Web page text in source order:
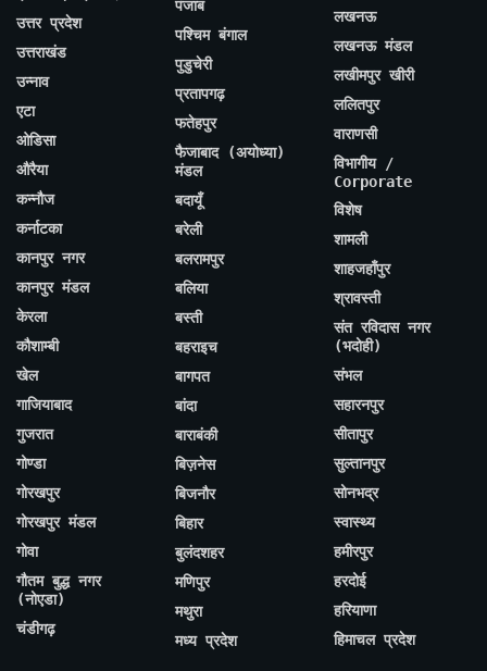
उत्तर प्रदेश
उत्तराखंड
उन्नाव
एटा
ओडिसा
औरैया
कन्नौज
कर्नाटका
कानपुर नगर
कानपुर मंडल
केरला
कौशाम्बी
खेल
गाजियाबाद
गुजरात
गोण्डा
गोरखपुर
गोरखपुर मंडल
गोवा
गौतम बुद्ध नगर
(नोएडा)
चंडीगढ़
पंजाब
पश्चिम बंगाल
पुडुचेरी
प्रतापगढ़
फतेहपुर
फैजाबाद (अयोध्या)
मंडल
बदायूँ
बरेली
बलरामपुर
बलिया
बस्ती
बहराइच
बागपत
बांदा
बाराबंकी
बिज़नेस
बिजनौर
बिहार
बुलंदशहर
मणिपुर
मथुरा
मध्य प्रदेश
लखनऊ
लखनऊ मंडल
लखीमपुर खीरी
ललितपुर
वाराणसी
विभागीय /
Corporate
विशेष
शामली
शाहजहाँपुर
श्रावस्ती
संत रविदास नगर
(भदोही)
संभल
सहारनपुर
सीतापुर
सुल्तानपुर
सोनभद्र
स्वास्थ्य
हमीरपुर
हरदोई
हरियाणा
हिमाचल प्रदेश